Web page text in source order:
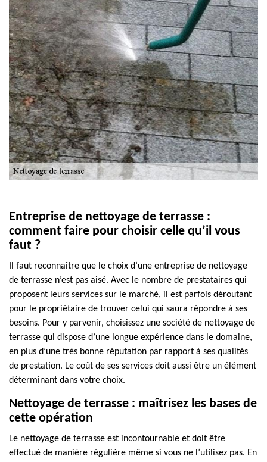
Entreprise de nettoyage de terrasse :
comment faire pour choisir celle qu’il vous
faut ?
Il faut reconnaître que le choix d’une entreprise de nettoyage
de terrasse n’est pas aisé. Avec le nombre de prestataires qui
proposent leurs services sur le marché, il est parfois déroutant
pour le propriétaire de trouver celui qui saura répondre à ses
besoins. Pour y parvenir, choisissez une société de nettoyage de
terrasse qui dispose d’une longue expérience dans le domaine,
en plus d’une très bonne réputation par rapport à ses qualités
de prestation. Le coût de ses services doit aussi être un élément
déterminant dans votre choix.
Nettoyage de terrasse : maîtrisez les bases de
cette opération
Le nettoyage de terrasse est incontournable et doit être
effectué de manière régulière même si vous ne l’utilisez pas. En